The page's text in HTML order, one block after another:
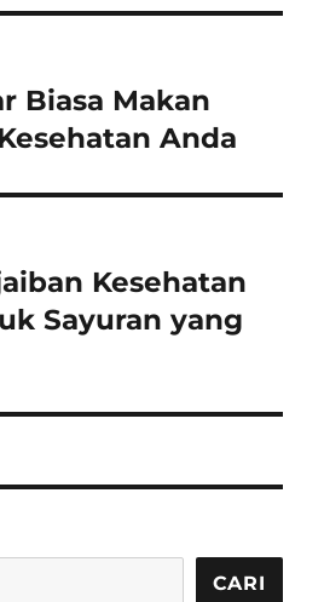
Biasa Makan
Anda
Kesehatan
Sayuran yang
CARI